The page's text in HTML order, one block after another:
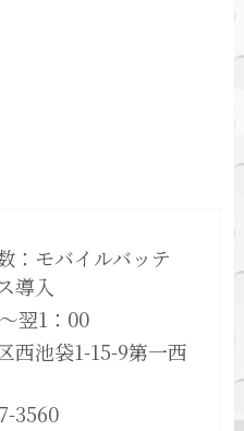
：モバイルバッテ
導入
翌1：00
西池袋1-15-9第一西
3560